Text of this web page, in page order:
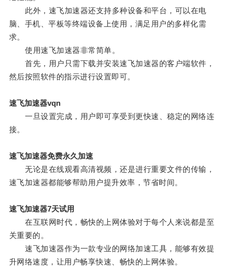
此外，速飞加速器还支持多种设备和平台，可以在电
脑、手机、平板等终端设备上使用，满足用户的多样化需
求。
使用速飞加速器非常简单。
首先，用户只需下载并安装速飞加速器的客户端软件，
然后按照软件的指示进行设置即可。
速飞加速器vqn
一旦设置完成，用户即可享受到更快速、稳定的网络连
接。
速飞加速器免费永久加速
无论是在线观看高清视频，还是进行重要文件的传输，
速飞加速器都能够帮助用户提升效率，节省时间。
速飞加速器7天试用
在互联网时代，畅快的上网体验对于每个人来说都是至
关重要的。
速飞加速器作为一款专业的网络加速工具，能够有效提
升网络速度，让用户畅享快速、畅快的上网体验。